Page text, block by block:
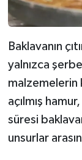
Baklavanın
yalnızca
malzemelerin
açılmış
süresi
unsurlar